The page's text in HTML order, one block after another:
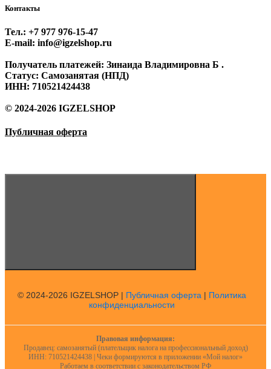
Контакты
Тел.: +7 977 976‑15‑47
E-mail: info@igzelshop.ru
Получатель платежей: Зинаида Владимировна Б .
Статус: Самозанятая (НПД)
ИНН: 710521424438
© 2024-2026 IGZELSHOP
Публичная оферта
© 2024-2026 IGZELSHOP | Публичная оферта| Политика
конфиденциальности
Правовая информация:
Продавец: самозанятый (плательщик налога на профессиональный доход)
ИНН: 710521424438 | Чеки формируются в приложении «Мой налог»
Работаем в соответствии с законодательством РФ